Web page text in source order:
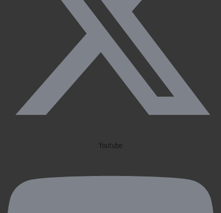
Youtube